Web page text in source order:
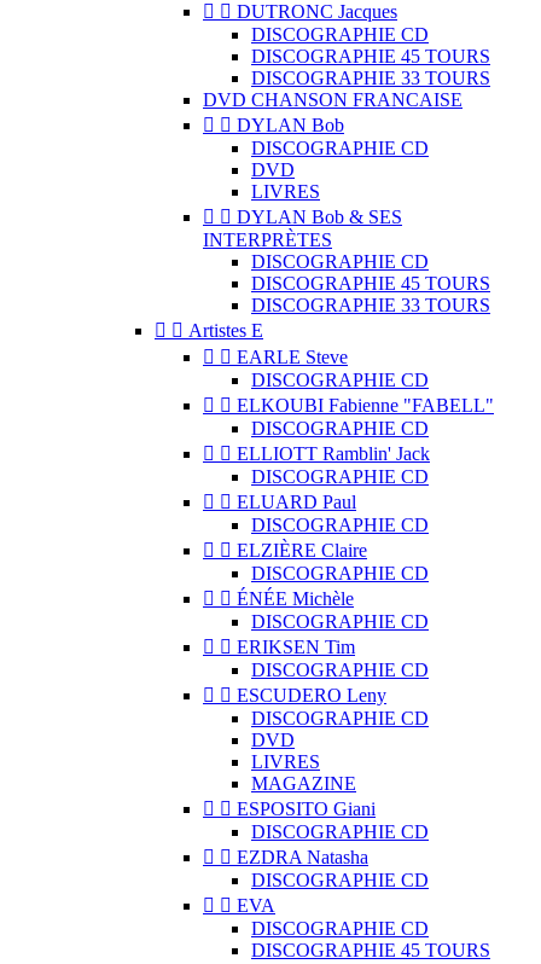
  DUTRONC Jacques
DISCOGRAPHIE CD
DISCOGRAPHIE 45 TOURS
DISCOGRAPHIE 33 TOURS
DVD CHANSON FRANCAISE
  DYLAN Bob
DISCOGRAPHIE CD
DVD
LIVRES
  DYLAN Bob & SES
INTERPRÈTES
DISCOGRAPHIE CD
DISCOGRAPHIE 45 TOURS
DISCOGRAPHIE 33 TOURS
  Artistes E
  EARLE Steve
DISCOGRAPHIE CD
  ELKOUBI Fabienne "FABELL"
DISCOGRAPHIE CD
  ELLIOTT Ramblin' Jack
DISCOGRAPHIE CD
  ELUARD Paul
DISCOGRAPHIE CD
  ELZIÈRE Claire
DISCOGRAPHIE CD
  ÉNÉE Michèle
DISCOGRAPHIE CD
  ERIKSEN Tim
DISCOGRAPHIE CD
  ESCUDERO Leny
DISCOGRAPHIE CD
DVD
LIVRES
MAGAZINE
  ESPOSITO Giani
DISCOGRAPHIE CD
  EZDRA Natasha
DISCOGRAPHIE CD
  EVA
DISCOGRAPHIE CD
DISCOGRAPHIE 45 TOURS